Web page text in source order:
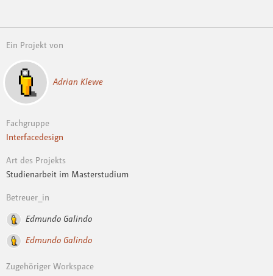
Ein Projekt von
Adrian Klewe
Fachgruppe
Interfacedesign
Art des Projekts
Studienarbeit im Masterstudium
Betreuer_in
Edmundo Galindo
Edmundo Galindo
Zugehöriger Workspace